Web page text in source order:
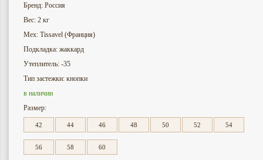
Бренд: Россия
Вес: 2 кг
Мех: Tissavel (Франция)
Подкладка: жаккард
Утеплитель: -35
Тип застежки: кнопки
в наличии
Размер:
42 44 46 48 50 52 54
56 58 60